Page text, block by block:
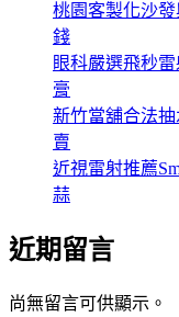
桃園客製化沙
錢
眼科嚴選飛秒
膏
新竹當舖合法
賣
近視雷射推薦
蒜
近期留言
尚無留言可供顯示。